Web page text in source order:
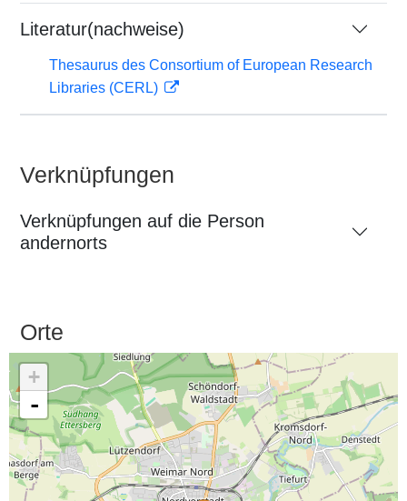
Literatur(nachweise)
Thesaurus des Consortium of European Research
Libraries (CERL)
Verknüpfungen
Verknüpfungen auf die Person
andernorts
Orte
+
-